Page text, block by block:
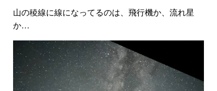
山の稜線に線になってるのは、飛行機か、流れ星
か…